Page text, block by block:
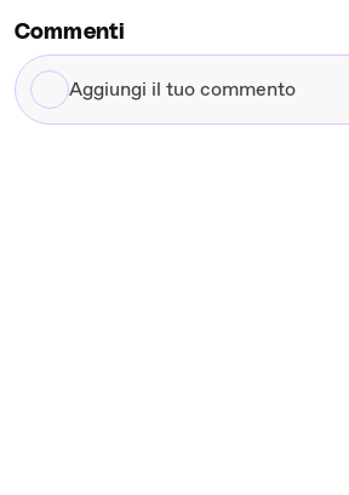
Commenti
Aggiungi
il